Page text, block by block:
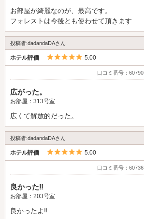
お部屋が綺麗なのが、最高です。
フォレストは今後とも使わせて頂きます
投稿者:dadandaDAさん
ホテル評価 5つ星のうち5
5.00
口コミ番号：60790
広がった。
お部屋：313号室
広くて解放的だった。
投稿者:dadandaDAさん
ホテル評価 5つ星のうち5
5.00
口コミ番号：60736
良かった‼️
お部屋：203号室
良かったよ‼️